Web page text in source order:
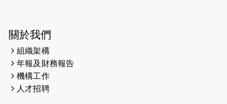
2026-05-28
2026-05-22
2026-05-21
關於我們
組織架構
年報及財務報告
機構工作
人才招聘